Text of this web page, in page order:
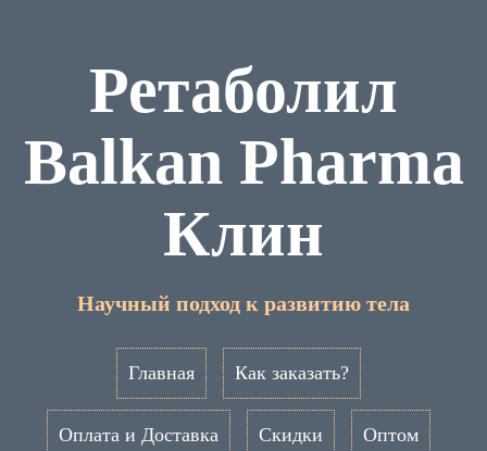
Ретаболил
Balkan Pharma
Клин
Научный подход к развитию тела
Главная Как заказать?
Оплата и Доставка Скидки Оптом